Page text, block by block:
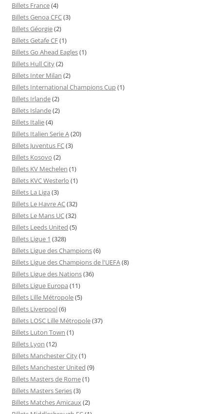
Billets France(4)
Billets Genoa CFC(3)
Billets Géorgie(2)
Billets Getafe CF(1)
Billets Go Ahead Eagles(1)
Billets Hull City(2)
Billets Inter Milan (2)
Billets International Champions Cup(1)
Billets Irlande(2)
Billets Islande(2)
Billets Italie(4)
Billets Italien Serie A(20)
Billets Juventus FC(3)
Billets Kosovo (2)
Billets KV Mechelen (1)
Billets KVC Westerlo (1)
Billets La Liga (3)
Billets Le Havre AC(32)
Billets Le Mans UC(32)
Billets Leeds United (5)
Billets Ligue 1 (328)
Billets Ligue des Champions(6)
Billets Ligue des Champions de l'UEFA(8)
Billets Ligue des Nations(36)
Billets Ligue Europa (11)
Billets Lille Métropole(5)
Billets Liverpool(6)
Billets LOSC Lille Métropole(37)
Billets Luton Town (1)
Billets Lyon (12)
Billets Manchester City(1)
Billets Manchester United (9)
Billets Masters de Rome(1)
Billets Masters Series(3)
Billets Matches Amicaux(2)